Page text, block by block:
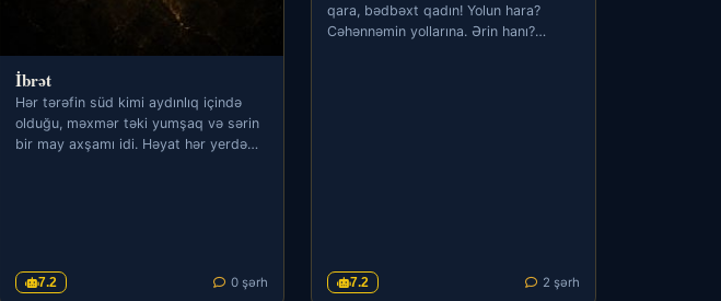
İbrət
Hər tərəfin süd kimi aydınlıq içində
olduğu, məxmər təki yumşaq və sərin
bir may axşamı idi. Həyat hər yerdə
7.2 0 şərh
qara, bədbəxt qadın! Yolun hara?
Cəhənnəmin yollarına. Ərin hanı?
7.2 2 şərh